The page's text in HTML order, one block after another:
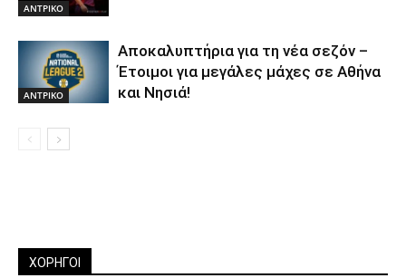
ΑΝTΡΙΚΟ
ΑΝTΡΙΚΟ
Αποκαλυπτήρια για τη νέα σεζόν –
Έτοιμοι για μεγάλες μάχες σε Αθήνα
και Νησιά!
ΧΟΡΗΓΟΙ